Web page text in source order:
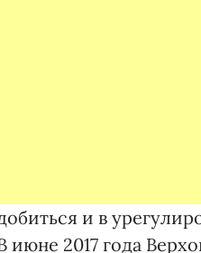
и в
2017 года